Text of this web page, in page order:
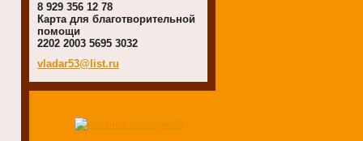
8 929 356 12 78
Карта для благотворительной
помощи
2202 2003 5695 3032
vladar53@list.ru